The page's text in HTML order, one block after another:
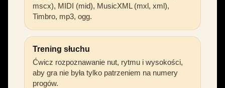
mscx), MIDI (mid), MusicXML (mxl, xml),
Timbro, mp3, ogg.
Trening słuchu
Ćwicz rozpoznawanie nut, rytmu i wysokości,
aby gra nie była tylko patrzeniem na numery
progów.